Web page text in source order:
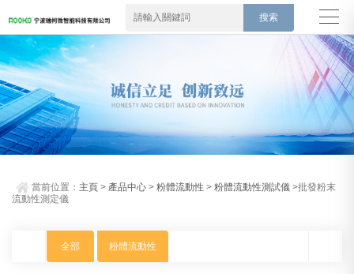
當前位置： 主頁 > 產品中心 >粉體流動性 >粉體流動性測試儀 >批發粉末
流動性測定儀
全部 粉體流動性